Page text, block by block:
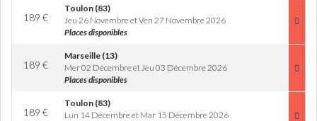
189 €
Toulon (83)
Jeu 26 Novembre et Ven 27 Novembre 2026
Places disponibles
189 €
Marseille (13)
Mer 02 Décembre et Jeu 03 Décembre 2026
Places disponibles
189 €
Toulon (83)
Lun 14 Décembre et Mar 15 Décembre 2026